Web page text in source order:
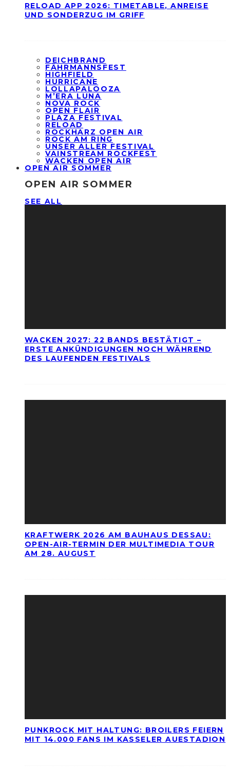
RELOAD APP 2026: TIMETABLE, ANREISE
UND SONDERZUG IM GRIFF
DEICHBRAND
FÄHRMANNSFEST
HIGHFIELD
HURRICANE
LOLLAPALOOZA
M’ERA LUNA
NOVA ROCK
OPEN FLAIR
PLAZA FESTIVAL
RELOAD
ROCKHARZ OPEN AIR
ROCK AM RING
UNSER ALLER FESTIVAL
VAINSTREAM ROCKFEST
WACKEN OPEN AIR
OPEN AIR SOMMER
OPEN AIR SOMMER
SEE ALL
WACKEN 2027: 22 BANDS BESTÄTIGT –
ERSTE ANKÜNDIGUNGEN NOCH WÄHREND
DES LAUFENDEN FESTIVALS
KRAFTWERK 2026 AM BAUHAUS DESSAU:
OPEN-AIR-TERMIN DER MULTIMEDIA TOUR
AM 28. AUGUST
PUNKROCK MIT HALTUNG: BROILERS FEIERN
MIT 14.000 FANS IM KASSELER AUESTADION